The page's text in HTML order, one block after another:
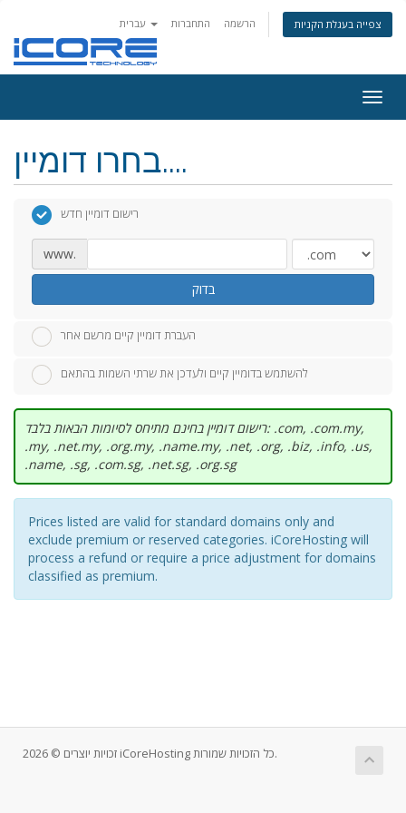
התחברות הרשמה צפייה בעגלת הקניות
בחרו דומיין....
רישום דומיין חדש
www.
בדוק
העברת דומיין קיים מרשם אחר
להשתמש בדומיין קיים ולעדכן את שרתי השמות בהתאם
רישום דומיין בחינם מתיחס לסיומות הבאות בלבד: .com, .com.my,
.my, .net.my, .org.my, .name.my, .net, .org, .biz, .info, .us,
.name, .sg, .com.sg, .net.sg, .org.sg
Prices listed are valid for standard domains only and
exclude premium or reserved categories. iCoreHosting will
process a refund or require a price adjustment for domains
classified as premium.
זכויות יוצרים © 2026 iCoreHosting כל הזכויות שמורות.